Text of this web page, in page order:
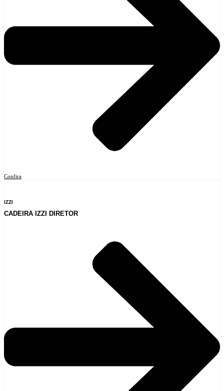
Confira
IZZI
CADEIRA IZZI DIRETOR